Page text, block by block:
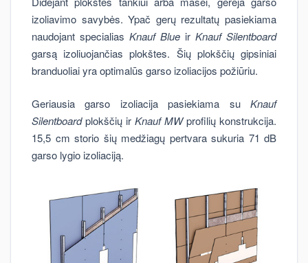
izoliavimo savybės. Ypač gerų rezultatų pasiekiama
naudojant specialias Knauf Blue ir Knauf Silentboard
garsą izoliuojančias plokštes. Šių plokščių gipsiniai
branduoliai yra optimalūs garso izoliacijos požiūriu.
Geriausia garso izoliacija pasiekiama su Knauf
Silentboardplokščių ir Knauf MWprofilių konstrukcija.
15,5 cm storio šių medžiagų pertvara sukuria 71 dB
garso lygio izoliaciją.